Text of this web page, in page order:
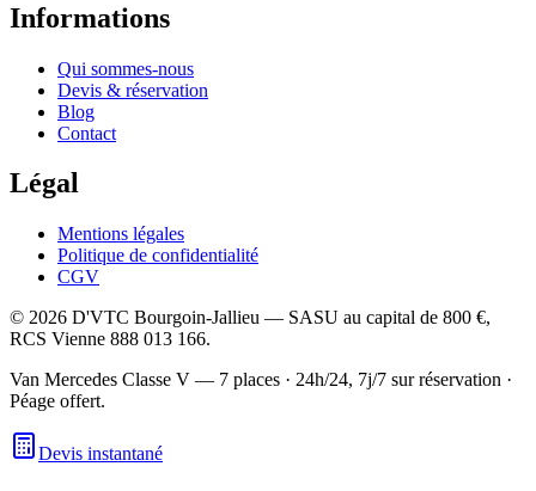
Informations
Qui sommes-nous
Devis & réservation
Blog
Contact
Légal
Mentions légales
Politique de confidentialité
CGV
© 2026 D'VTC Bourgoin-Jallieu — SASU au capital de 800 €,
RCS Vienne 888 013 166.
Van Mercedes Classe V — 7 places · 24h/24, 7j/7 sur réservation ·
Péage offert.
Devis instantané